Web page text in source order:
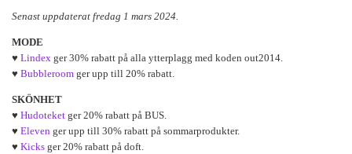
Senast uppdaterat fredag 1 mars 2024.
MODE
♥ Lindex ger 30% rabatt på alla ytterplagg med koden out2014.
♥ Bubbleroom ger upp till 20% rabatt.
SKÖNHET
♥ Hudoteket ger 20% rabatt på BUS.
♥ Eleven ger upp till 30% rabatt på sommarprodukter.
♥ Kicks ger 20% rabatt på doft.